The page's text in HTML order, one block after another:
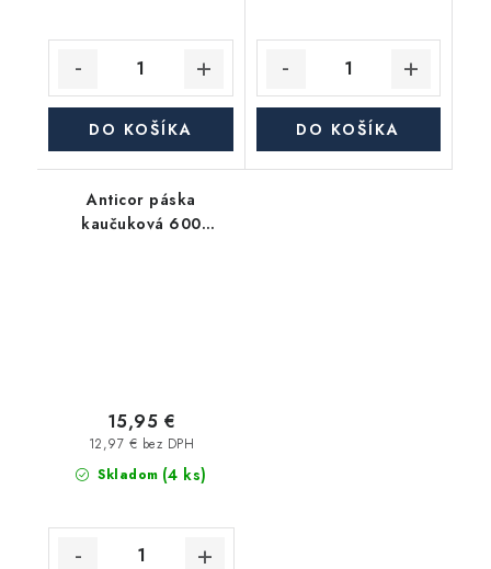
DO KOŠÍKA DO KOŠÍKA
Anticor páska
kaučuková 600
Skladom (4 ks)
12,97 € bez DPH
15,95 €